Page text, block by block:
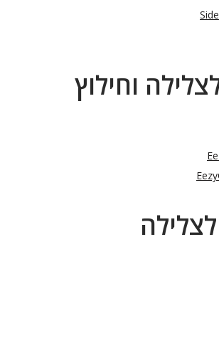
וחילוץ